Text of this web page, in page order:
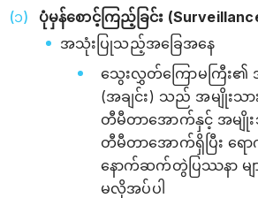
ပုံမှန်စောင့်ကြည့်ခြင်း
အသုံးပြုသည့်အခြေအနေ
သွေးလွှတ်ကြောမကြီး၏
(အချင်း) သည် အမျိုးသာ
တီမီတာအောက်နှင့် အမျိုး
တီမီတာအောက်ရှိပြီး ရော
နောက်ဆက်တွဲပြဿနာ မျ
မလိုအပ်ပါ